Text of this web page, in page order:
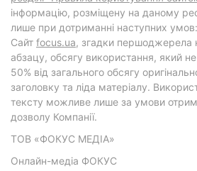
інформацію, розміщену на даному
лише при дотриманні наступних
Cайт focus.ua, згадки першоджерела
абзацу, обсягу використання, який
50% від загального обсягу
заголовку та ліда матеріалу.
тексту можливе лише за умови
дозволу Компанії.
ТОВ «ФОКУС МЕДІА»
Онлайн-медіа ФОКУС